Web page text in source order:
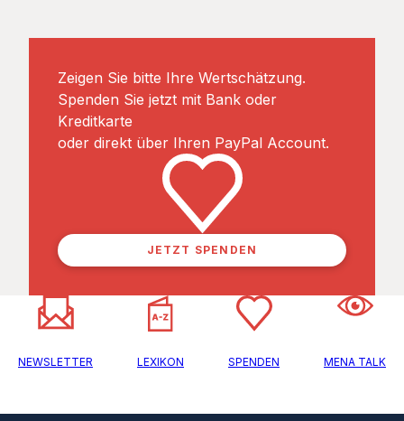
Zeigen Sie bitte Ihre Wertschätzung.
Spenden Sie jetzt mit Bank oder
Kreditkarte
oder direkt über Ihren PayPal Account.
JETZT SPENDEN
NEWSLETTER LEXIKON SPENDEN MENA TALK